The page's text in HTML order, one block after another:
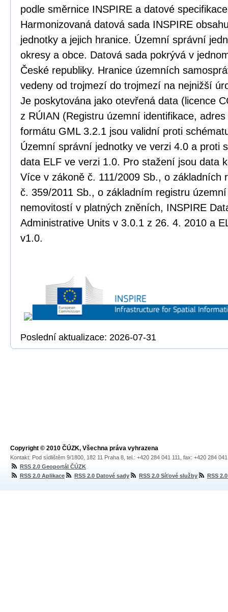
podle směrnice INSPIRE a datové
Harmonizovaná datová sada INSPIRE
jednotky a jejich hranice. Územní správní
okresy a obce. Datová sada pokrývá v
České republiky. Hranice územních
vedeny od trojmezí do trojmezí na nejnižší
Je poskytována jako otevřená data (licence
z RÚIAN (Registru územní identifikace,
formátu GML 3.2.1 jsou validní proti
Územní správní jednotky ve verzi 4.0 a proti
data ELF ve verzi 1.0. Pro stažení jsou data
Více v zákoně č. 111/2009 Sb., o základních
č. 359/2011 Sb., o základním registru
nemovitostí v platných zněních, INSPIRE
Administrative Units v 3.0.1 z 26. 4. 2010 a
v1.0.
Poslední aktualizace: 2026-07-31
Copyright © 2010 ČÚZK, Všechna práva vyhrazena
Kontakt: Pod sídlištěm 9/1800, 182 11 Praha 8, tel.: +420 284 041 111, fax: +420 284
RSS 2.0 Geoportál ČÚZK
RSS 2.0 Aplikace
RSS 2.0 Datové sady RSS 2.0 Síťové služby RSS